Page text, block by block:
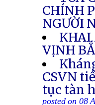
CHÍNH
NGƯỜI
KHAI
VỊNH
CSVN
tục tàn